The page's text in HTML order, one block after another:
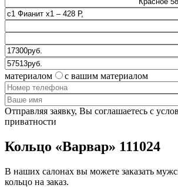
материалом
с вашим материалом
Отправляя заявку, Вы соглашаетесь с
приватности
Кольцо «Варвар» 111024
В наших салонах вы можете заказать
кольцо на заказ.